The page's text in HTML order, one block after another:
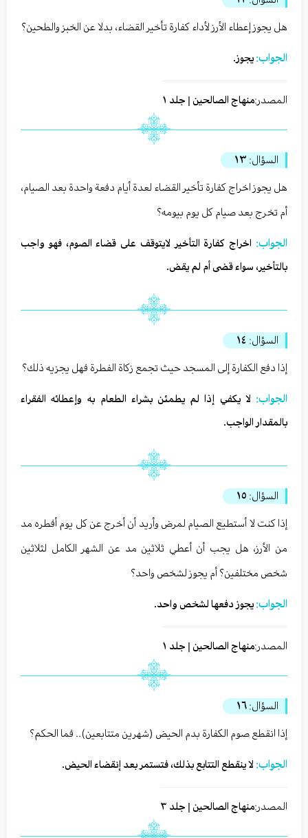
هل يجوز إعطاء الأرز لأداء كفارة تأخير القضاء، بدلا عن الخبز والطحين؟
الجواب: يجوز.
المصدر:منهاج الصالحين | جلد ١
السؤال: ١٣
هل يجوز اخراج كفارة تأخير القضاء لعدة أيام دفعة واحدة بعد الصيام،
أم تخرج بعد صيام كل يوم بيومه؟
الجواب: اخراج كفارة التأخير لايتوقف على قضاء الصوم، فهو واجب
بالتأخير، سواء قضى أم لم يقض.
السؤال: ١٤
إذا دفع الكفارة إلى المسجد حيث تجمع زكاة الفطرة فهل يجزيه ذلك؟
الجواب: لا يكفي إذا لم يطمئن بشراء الطعام به وإعطائه الفقراء
بالمقدار الواجب.
السؤال: ١٥
إذا كنت لا أستطيع الصيام لمرض وأريد أن أخرج عن كل يوم أفطره مد
من الأرز، هل يجب أن أعطي ثلاثين مد عن الشهر الكامل لثلاثين
شخص مختلفين؟ أم يجوز لشخص واحد؟
الجواب: يجوز دفعها لشخص واحد.
المصدر:منهاج الصالحين | جلد ١
السؤال: ١٦
إذا انقطع صوم الكفارة بدم الحيض (شهرين متتابعين).. فما الحكم؟
الجواب: لا ينقطع التتابع بذلك، فتستمر بعد إنقضاء الحيض.
المصدر:منهاج الصالحين | جلد ٣